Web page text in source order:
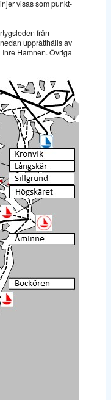
visas som punkt-
från
upprätthålls av
Hamnen. Övriga